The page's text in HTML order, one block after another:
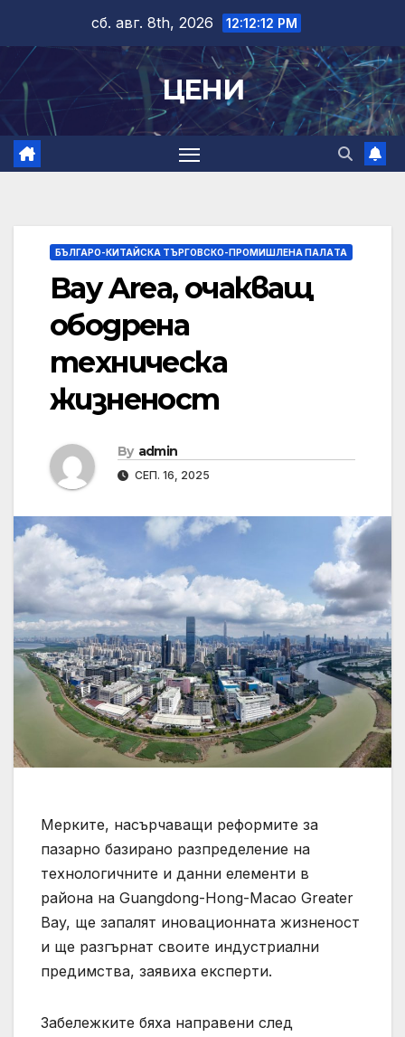
content
сб. авг. 8th, 2026 12:12:13 PM
ЦЕНИ
БЪЛГАРО-КИТАЙСКА ТЪРГОВСКО-ПРОМИШЛЕНА ПАЛAТА
Bay Area, очакващ
ободрена
техническа
жизненост
By admin
СЕП. 16, 2025
Мерките, насърчаващи реформите за
пазарно базирано разпределение на
технологичните и данни елементи в
района на Guangdong-Hong-Macao Greater
Bay, ще запалят иновационната жизненост
и ще разгърнат своите индустриални
предимства, заявиха експерти.
Забележките бяха направени след